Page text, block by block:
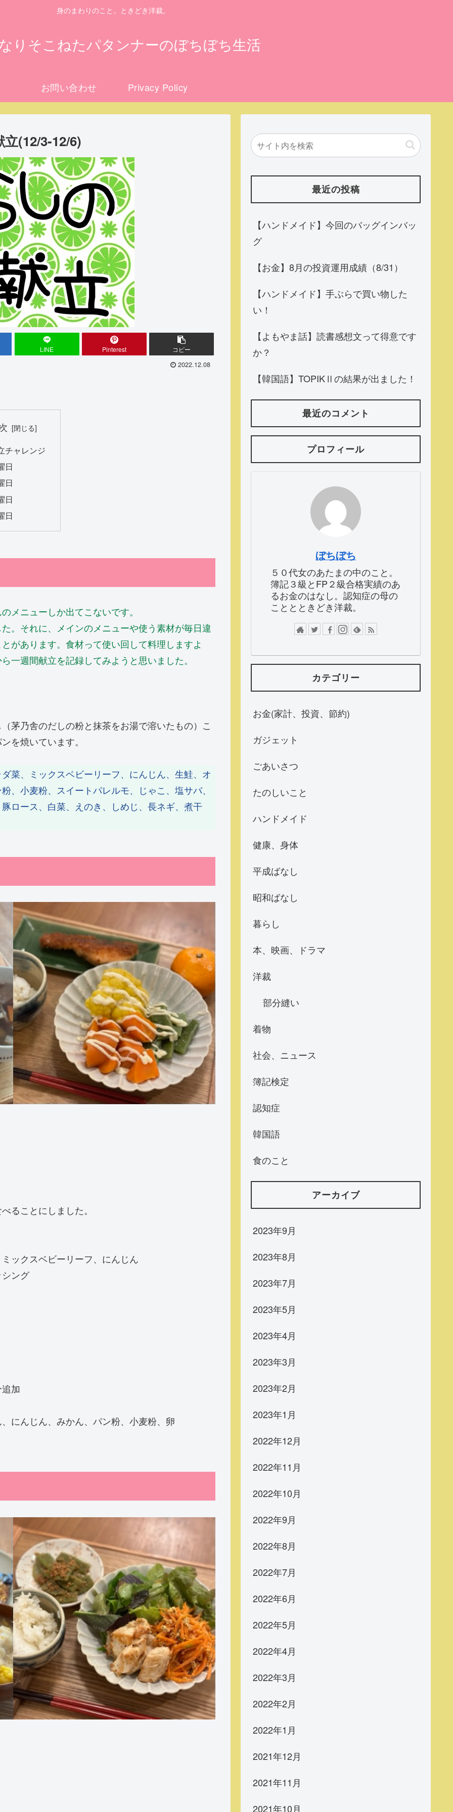
身のまわりのこと。ときどき洋裁。
りそこねたパタンナーのぼちぼち生活
お問い合わせ Privacy Policy
(12/3-12/6)
LINE Pinterest コピー
2022.12.08
チャレンジ
日
日
日
日
メニューしか出てこないです。
。それに、メインのメニューや使う素材が毎日違
があります。食材って使い回して料理しますよ
一週間献立を記録してみようと思いました。
茅乃舎のだしの粉と抹茶をお湯で溶いたもの）こ
を焼いています。
菜、ミックスベビーリーフ、にんじん、生鮭、オ
、小麦粉、スイートパレルモ、じゃこ、塩サバ、
ロース、白菜、えのき、しめじ、長ネギ、煮干
ることにしました。
ックスベビーリーフ、にんじん
ング
加
にんじん、みかん、パン粉、小麦粉、卵
最近の投稿
【ハンドメイド】今回のバッグインバッ
グ
【お金】8月の投資運用成績（8/31）
【ハンドメイド】手ぶらで買い物した
い！
【よもやま話】読書感想文って得意です
か？
【韓国語】TOPIKⅡの結果が出ました！
最近のコメント
プロフィール
ぼちぼち
５０代女のあたまの中のこと。
簿記３級とFP２級合格実績のあ
るお金のはなし。認知症の母の
こととときどき洋裁。
カテゴリー
お金(家計、投資、節約)
ガジェット
ごあいさつ
たのしいこと
ハンドメイド
健康、身体
平成ばなし
昭和ばなし
暮らし
本、映画、ドラマ
洋裁
部分縫い
着物
社会、ニュース
簿記検定
認知症
韓国語
食のこと
アーカイブ
2023年9月
2023年8月
2023年7月
2023年5月
2023年4月
2023年3月
2023年2月
2023年1月
2022年12月
2022年11月
2022年10月
2022年9月
2022年8月
2022年7月
2022年6月
2022年5月
2022年4月
2022年3月
2022年2月
2022年1月
2021年12月
2021年11月
2021年10月